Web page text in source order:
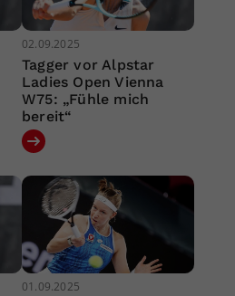
02.09.2025
Tagger vor Alpstar
Ladies Open Vienna
W75: „Fühle mich
bereit“
01.09.2025